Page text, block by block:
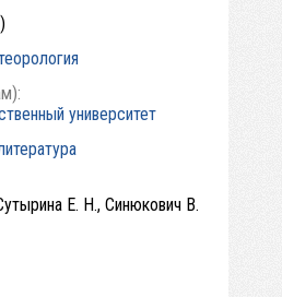
университет
Е. Н., Синюкович В.